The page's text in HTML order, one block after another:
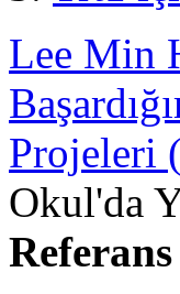
Lee Min
Projeleri
Okul'da